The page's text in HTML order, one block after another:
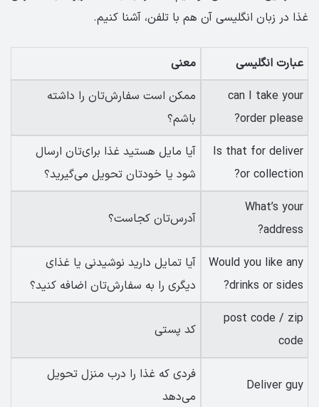
غذا در زبان انگلیسی آن هم با تلفن، آشنا کنیم.
عبارت انگلیسی
معنی
can I take your
order please?
ممکن است سفارش‌تان را داشته
باشم؟
Is that for deliver
or collection?
آیا مایل هستید غذا برای‌تان ارسال
شود یا خودتان تحویل می‌گیرید؟
What’s your
address?
آدرس‌تان کجاست؟
Would you like any
drinks or sides?
آیا تمایل دارید نوشیدنی یا غذای
دیگری را به سفارش‌تان اضافه کنید؟
post code / zip
code
کد پستی
Deliver guy
فردی که غذا را درب منزل تحویل
می‌دهد